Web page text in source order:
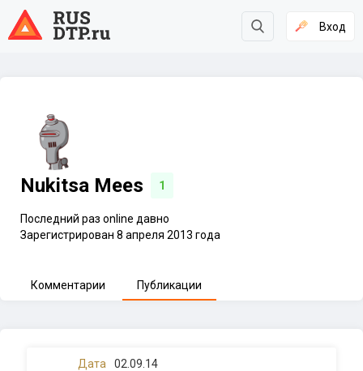
Вход
Nukitsa Mees 1
Последний раз online давно
Зарегистрирован 8 апреля 2013 года
Комментарии Публикации
02.09.14